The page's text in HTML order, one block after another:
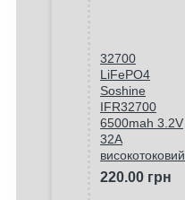
32700
LiFePO4
Soshine
IFR32700
6500mah 3.2V
32A
високотоковий
220.00 грн